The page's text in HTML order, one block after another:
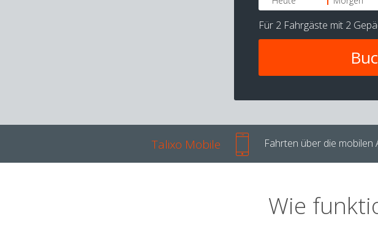
Für 2 Fahrgäste mit 2
Talixo Mobile Fahrten über die mobilen
Wie